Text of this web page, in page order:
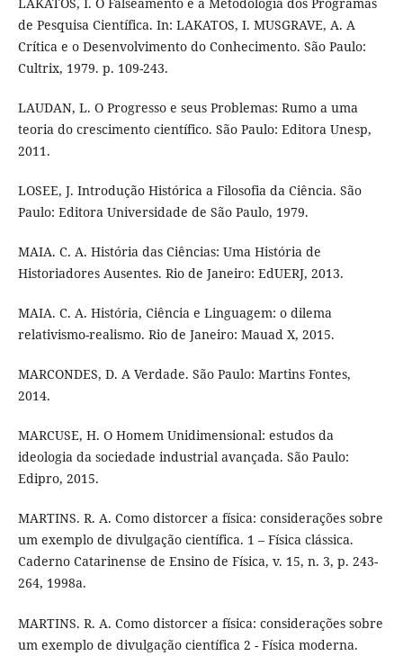
LAKATOS, I. O Falseamento e a Metodologia dos Programas
de Pesquisa Científica. In: LAKATOS, I. MUSGRAVE, A. A
Crítica e o Desenvolvimento do Conhecimento. São Paulo:
Cultrix, 1979. p. 109-243.
LAUDAN, L. O Progresso e seus Problemas: Rumo a uma
teoria do crescimento científico. São Paulo: Editora Unesp,
2011.
LOSEE, J. Introdução Histórica a Filosofia da Ciência. São
Paulo: Editora Universidade de São Paulo, 1979.
MAIA. C. A. História das Ciências: Uma História de
Historiadores Ausentes. Rio de Janeiro: EdUERJ, 2013.
MAIA. C. A. História, Ciência e Linguagem: o dilema
relativismo-realismo. Rio de Janeiro: Mauad X, 2015.
MARCONDES, D. A Verdade. São Paulo: Martins Fontes,
2014.
MARCUSE, H. O Homem Unidimensional: estudos da
ideologia da sociedade industrial avançada. São Paulo:
Edipro, 2015.
MARTINS. R. A. Como distorcer a física: considerações sobre
um exemplo de divulgação científica. 1 – Física clássica.
Caderno Catarinense de Ensino de Física, v. 15, n. 3, p. 243-
264, 1998a.
MARTINS. R. A. Como distorcer a física: considerações sobre
um exemplo de divulgação científica 2 - Física moderna.